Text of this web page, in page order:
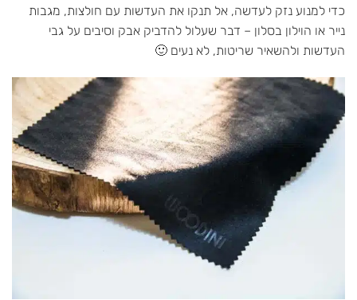
כדי למנוע נזק לעדשה, אל תנקו את העדשות עם חולצות, מגבות
נייר או הוילון בסלון – דבר שעלול להדביק אבק וסיבים על גבי
העדשות ולהשאיר שריטות, לא נעים 🙂